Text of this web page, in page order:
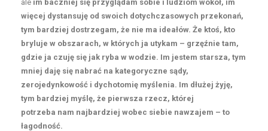
ale im baczniej się przyglądam sobie i ludziom wokół, im
więcej dystansuję od swoich dotychczasowych przekonań,
tym bardziej dostrzegam, że nie ma ideałów. Że ktoś, kto
bryluje w obszarach, w których ja utykam – grzęźnie tam,
gdzie ja czuję się jak ryba w wodzie. Im jestem starsza, tym
mniej daję się nabrać na kategoryczne sądy,
zerojedynkowość i dychotomię myślenia. Im dłużej żyję,
tym bardziej myślę, że pierwsza rzecz, której
potrzeba nam najbardziej wobec siebie nawzajem – to
łagodność.